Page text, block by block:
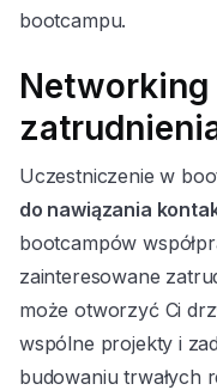
bootcampu.
Uczestniczenie w
do nawiązania
bootcampów
zainteresowane
może otworzyć Ci
wspólne projekty i
budowaniu trwałych